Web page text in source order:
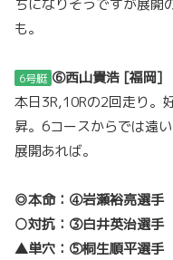
ちになりそうですが展開
も。
6号艇 ⑥西山貴浩 [福岡]
本日3R,10Rの2回走り。
昇。6コースからでは遠
展開あれば。
◎本命：④岩瀬裕亮選手
○対抗：③白井英治選手
▲単穴：⑤桐生順平選手